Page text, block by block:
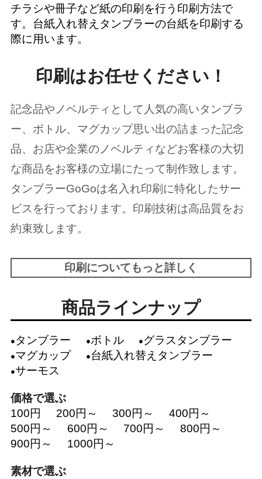
チラシや冊子など紙の印刷を行う印刷方法で
す。台紙入れ替えタンブラーの台紙を印刷する
際に用います。
印刷はお任せください！
記念品やノベルティとして人気の高いタンブラ
ー、ボトル、マグカップ思い出の詰まった記念
品、お店や企業のノベルティなどお客様の大切
な商品をお客様の立場にたって制作致します。
タンブラーGoGoは名入れ印刷に特化したサー
ビスを行っております。印刷技術は高品質をお
約束致します。
印刷についてもっと詳しく
商品ラインナップ
タンブラー ボトル
グラスタンブラー
マグカップ
台紙入れ替えタンブラー
サーモス
価格で選ぶ
100円
200円～ 300円～
400円～
500円～
600円～ 700円～
800円～
900円～
1000円～
素材で選ぶ